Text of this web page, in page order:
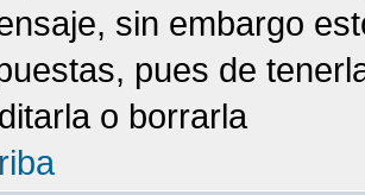
sin embargo
pues de
o borrarla